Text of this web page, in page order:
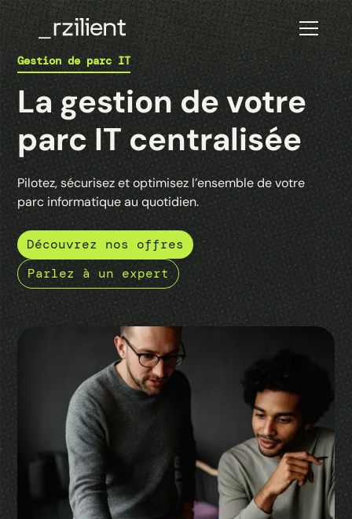
Gestion de parc IT
La gestion de votre
parc IT centralisée
Pilotez, sécurisez et optimisez l’ensemble de votre
parc informatique au quotidien.
Découvrez nos offres
Parlez à un expert